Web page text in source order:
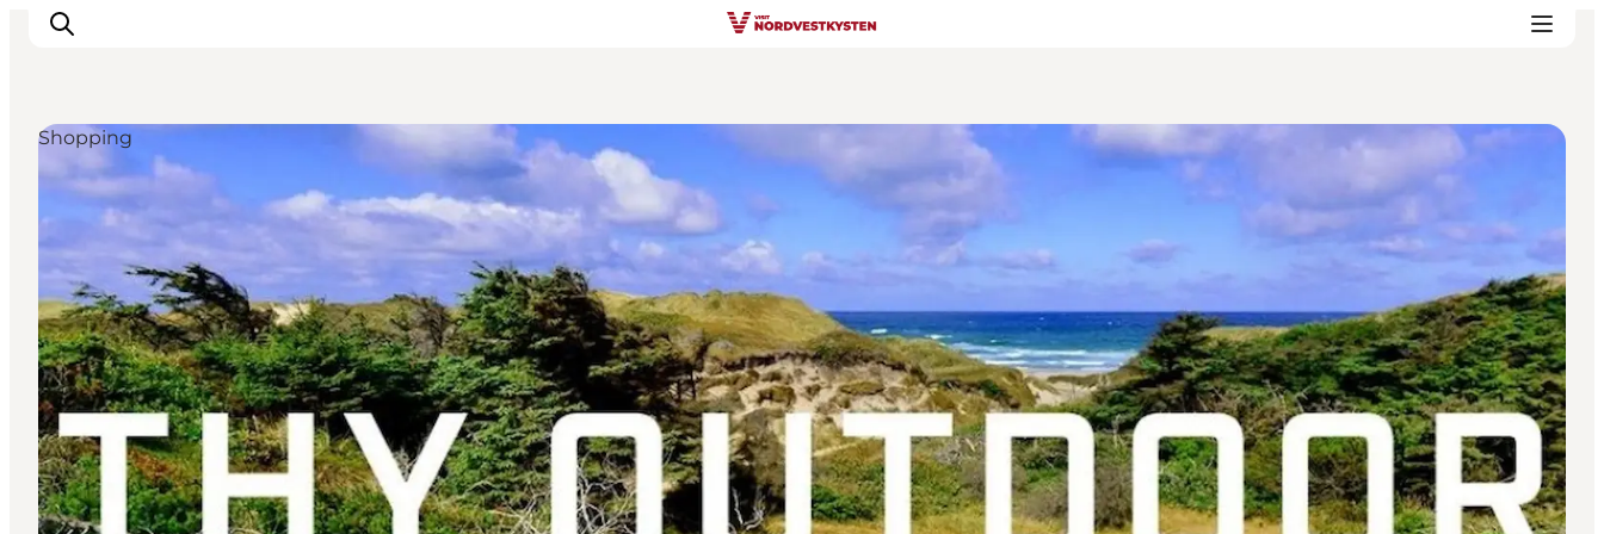
Urlaubsorte
Inspiration
Events
Unterkunft
Mach deine Urlaubsplanung
Shopping